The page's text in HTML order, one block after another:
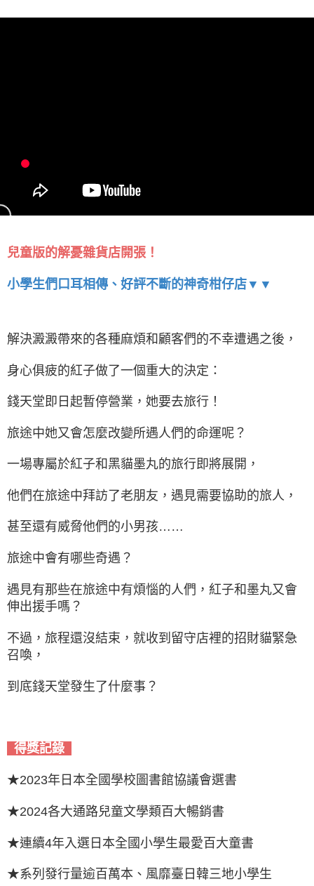
兒童版的解憂雜貨店開張！
小學生們口耳相傳、好評不斷的神奇柑仔店▼▼
解決澱澱帶來的各種麻煩和顧客們的不幸遭遇之後，
身心俱疲的紅子做了一個重大的決定：
錢天堂即日起暫停營業，她要去旅行！
旅途中她又會怎麼改變所遇人們的命運呢？
一場專屬於紅子和黑貓墨丸的旅行即將展開，
他們在旅途中拜訪了老朋友，遇見需要協助的旅人，
甚至還有威脅他們的小男孩……
旅途中會有哪些奇遇？
遇見有那些在旅途中有煩惱的人們，紅子和墨丸又會
伸出援手嗎？
不過，旅程還沒結束，就收到留守店裡的招財貓緊急
召喚，
到底錢天堂發生了什麼事？
得獎記錄
★2023年日本全國學校圖書館協議會選書
★2024各大通路兒童文學類百大暢銷書
★連續4年入選日本全國小學生最愛百大童書
★系列發行量逾百萬本、風靡臺日韓三地小學生